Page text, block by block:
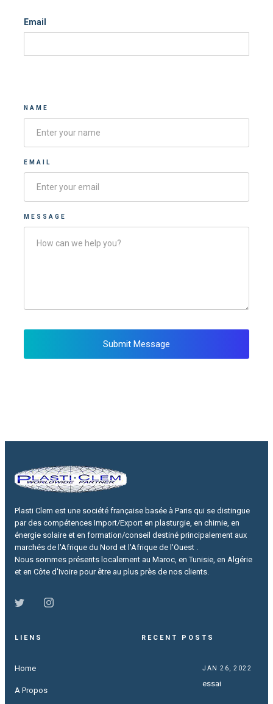
Email
NAME
EMAIL
MESSAGE
Plasti Clem est une société française basée à Paris qui se distingue
par des compétences Import/Export en plasturgie, en chimie, en
énergie solaire et en formation/conseil destiné principalement aux
marchés de l'Afrique du Nord et l'Afrique de l'Ouest .
Nous sommes présents localement au Maroc, en Tunisie, en Algérie
et en Côte d'Ivoire pour être au plus près de nos clients.
LIENS
Home
A Propos
RECENT POSTS
JAN 26, 2022
essai